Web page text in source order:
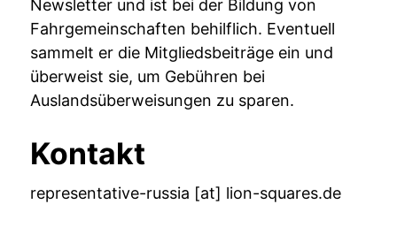
Newsletter und ist bei der Bildung von
Fahrgemeinschaften behilflich. Eventuell
sammelt er die Mitgliedsbeiträge ein und
überweist sie, um Gebühren bei
Auslandsüberweisungen zu sparen.
Kontakt
representative-russia [at] lion-squares.de